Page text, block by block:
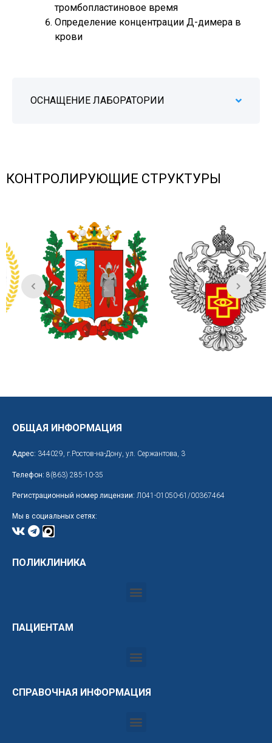
тромбопластиновое время
Определение концентрации Д-димера в
крови
ОСНАЩЕНИЕ ЛАБОРАТОРИИ
КОНТРОЛИРУЮЩИЕ СТРУКТУРЫ
ОБЩАЯ ИНФОРМАЦИЯ
Адрес: 344029, г.Ростов-на-Дону, ул. Сержантова, 3
Телефон: 8(863) 285-10-35
Регистрационный номер лицензии: Л041-01050-61/00367464
Мы в социальных сетях:
ПОЛИКЛИНИКА
ПАЦИЕНТАМ
СПРАВОЧНАЯ ИНФОРМАЦИЯ